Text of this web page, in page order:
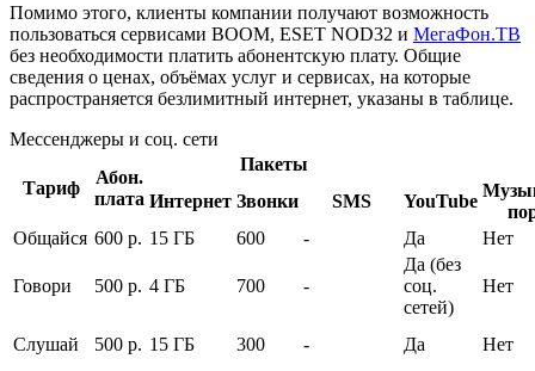
Помимо этого, клиенты компании получают возможность
пользоваться сервисами BOOM, ESET NOD32 и МегаФон.ТВ
без необходимости платить абонентскую плату. Общие
сведения о ценах, объёмах услуг и сервисах, на которые
распространяется безлимитный интернет, указаны в таблице.
Мессенджеры и соц. сети
Тариф
Абон.
плата
Пакеты
Интернет Звонки SMS YouTube
Общайся 600 р. 15 ГБ 600 - Да Нет
Говори 500 р. 4 ГБ 700 -
Да (без
соц.
сетей)
Нет
Слушай 500 р. 15 ГБ 300 - Да Нет